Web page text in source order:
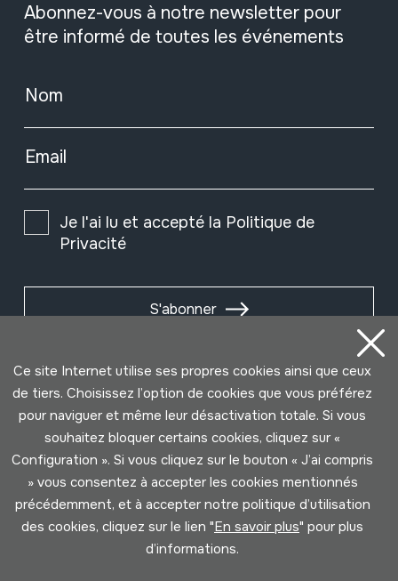
Abonnez-vous à notre newsletter pour
être informé de toutes les événements
Nom
Email
Je l'ai lu et accepté la Politique de
Privacité
S'abonner
Ce site Internet utilise ses propres cookies ainsi que ceux
de tiers. Choisissez l’option de cookies que vous préférez
pour naviguer et même leur désactivation totale. Si vous
souhaitez bloquer certains cookies, cliquez sur «
Configuration ». Si vous cliquez sur le bouton « J’ai compris
» vous consentez à accepter les cookies mentionnés
précédemment, et à accepter notre politique d’utilisation
des cookies, cliquez sur le lien "En savoir plus" pour plus
d’informations.